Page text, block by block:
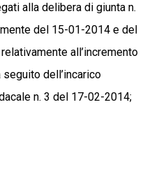
alla delibera di giunta n.
del 15-01-2014 e del
all’incremento
dell’incarico
n. 3 del 17-02-2014;